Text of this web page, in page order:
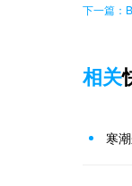
下一篇：
相关
寒